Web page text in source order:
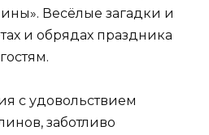
Весёлые загадки и
и обрядах праздника
с удовольствием
заботливо